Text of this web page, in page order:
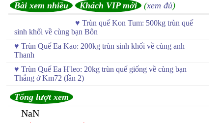
Bài xem nhiều Khách VIP mới (xem đủ)
♥ Trùn quế Kon Tum: 500kg trùn quế
sinh khối về cùng bạn Bôn
♥ Trùn Quế Ea Kao: 200kg trùn sinh khối về cùng anh
Thanh
♥ Trùn Quế Ea H'leo: 20kg trùn quế giống về cùng bạn
Thắng ở Km72 (lần 2)
Tổng lượt xem
NaN